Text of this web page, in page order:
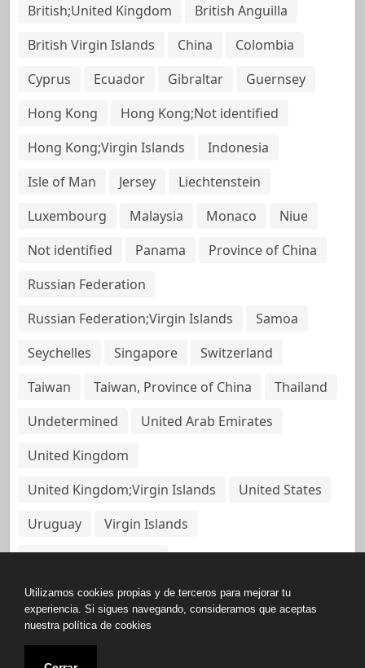
British;United Kingdom
British Anguilla
British Virgin Islands
China
Colombia
Cyprus
Ecuador Gibraltar
Guernsey
Hong Kong
Hong Kong;Not identified
Hong Kong;Virgin Islands
Indonesia
Isle of Man
Jersey
Liechtenstein
Luxembourg
Malaysia Monaco
Niue
Not identified
Panama
Province of China
Russian Federation
Russian Federation;Virgin Islands
Samoa
Seychelles
Singapore
Switzerland
Taiwan
Taiwan, Province of China
Thailand
Undetermined
United Arab Emirates
United Kingdom
United Kingdom;Virgin Islands
United States
Uruguay
Virgin Islands
Virgin Islands, British
Copyright © All rights reserved.
Utilizamos cookies propias y de terceros para mejorar tu
experiencia. Si sigues navegando, consideramos que aceptas
nuestra política de cookies